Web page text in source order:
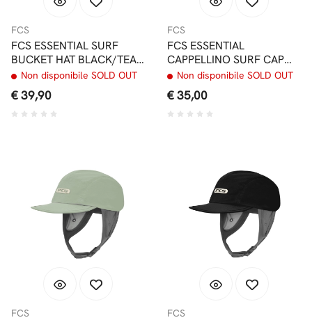
FCS
FCS ESSENTIAL SURF
BUCKET HAT BLACK/TEAL
CAPPELLINO SURF
Non disponibile SOLD OUT
€ 39,90
FCS
FCS ESSENTIAL
CAPPELLINO SURF CAP
WARM GREY
Non disponibile SOLD OUT
€ 35,00
FCS FCS